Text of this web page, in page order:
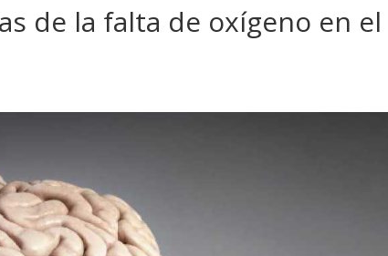
de la falta de oxígeno en el